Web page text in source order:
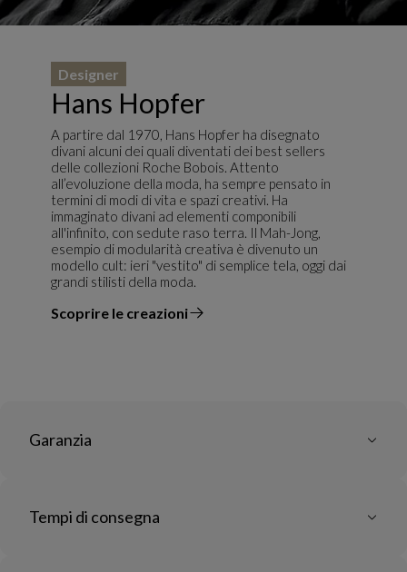
Hans Hopfer
Designer
A partire dal 1970, Hans Hopfer ha disegnato
divani alcuni dei quali diventati dei best sellers
delle collezioni Roche Bobois. Attento
all’evoluzione della moda, ha sempre pensato in
termini di modi di vita e spazi creativi. Ha
immaginato divani ad elementi componibili
all'infinito, con sedute raso terra. Il Mah-Jong,
esempio di modularità creativa è divenuto un
modello cult: ieri "vestito" di semplice tela, oggi dai
grandi stilisti della moda.
Scoprire le creazioni
il designer
Garanzia
Tempi di consegna